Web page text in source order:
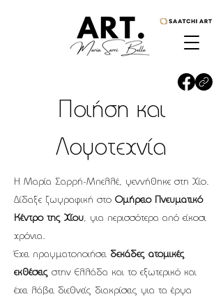
Ποιήση και
Λογοτεχνία
Η Μαρία Σαρρή-Μπελλέ, γεννήθηκε στη Χίο.
Δίδαξε ζωγραφική στο Ομήρειο Πνευματικό
Κέντρο της Χίου, για περισσότερα από είκοσι
χρόνια.
Έχει πραγματοποιήσει δεκάδες ατομικές
εκθέσεις στην Ελλάδα και το εξωτερικό και
έχει λάβει διεθνείς διακρίσεις για τα έργα